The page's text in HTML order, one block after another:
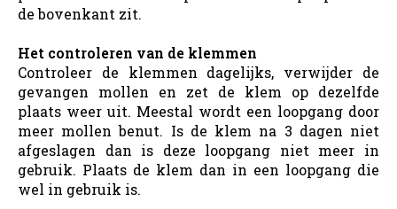
de bovenkant zit.
Het controleren van de klemmen
Controleer de klemmen dagelijks, verwijder de
gevangen mollen en zet de klem op dezelfde
plaats weer uit. Meestal wordt een loopgang door
meer mollen benut. Is de klem na 3 dagen niet
afgeslagen dan is deze loopgang niet meer in
gebruik. Plaats de klem dan in een loopgang die
wel in gebruik is.